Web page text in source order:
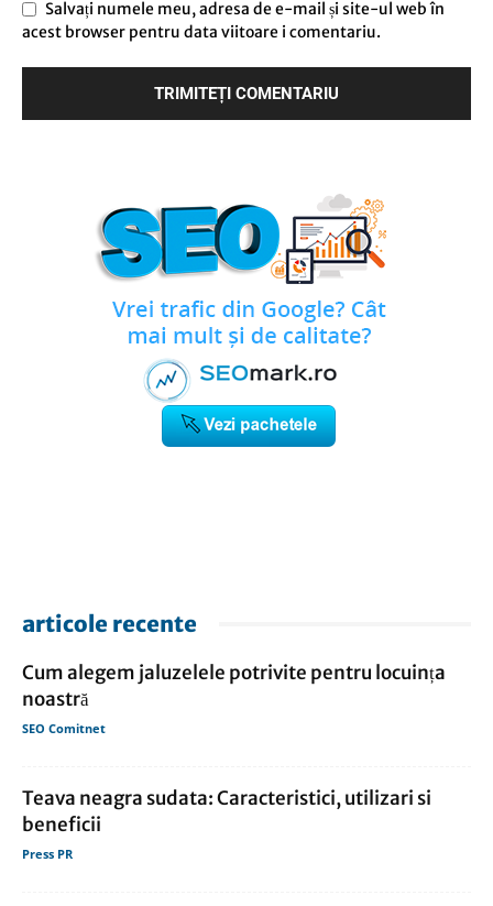
Salvați numele meu, adresa de e-mail și site-ul web în
acest browser pentru data viitoare i comentariu.
articole recente
Cum alegem jaluzelele potrivite pentru locuința
noastră
SEO Comitnet
Teava neagra sudata: Caracteristici, utilizari si
beneficii
Press PR